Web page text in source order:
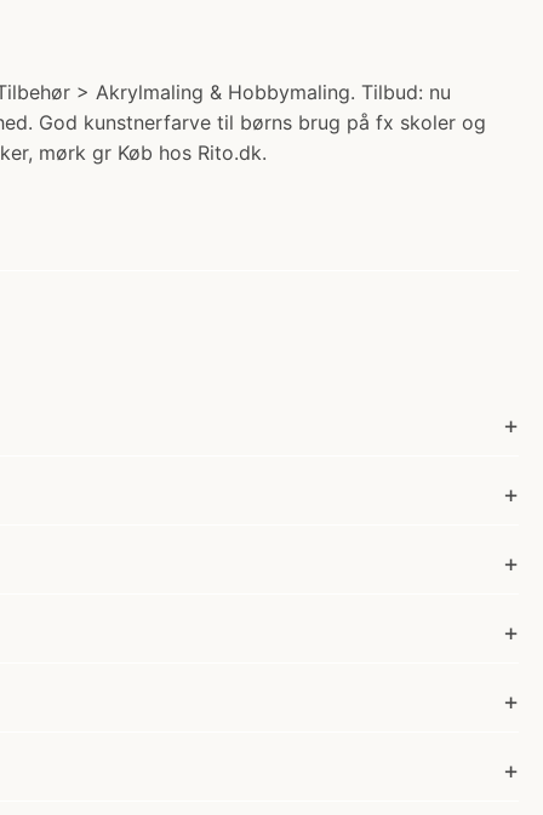
> Akrylmaling & Hobbymaling. Tilbud: nu
God kunstnerfarve til børns brug på fx skoler og
mørk gr Køb hos Rito.dk.